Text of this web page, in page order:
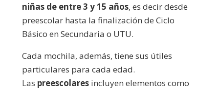
niñas de entre 3 y 15 años, es decir desde
preescolar hasta la finalización de Ciclo
Básico en Secundaria o UTU.
Cada mochila, además, tiene sus útiles
particulares para cada edad.
Las preescolares incluyen elementos como